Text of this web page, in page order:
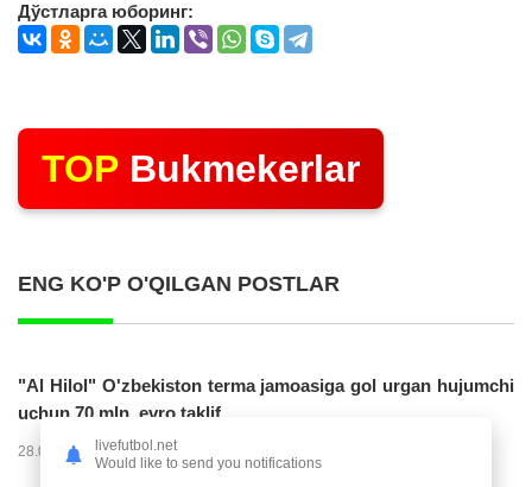
Дўстларга юборинг:
TOP Bukmekerlar
ENG KO'P O'QILGAN POSTLAR
"Al Hilol" O'zbekiston terma jamoasiga gol urgan hujumchi
uchun 70 mln. evro taklif...
28.07.2026 01:56 17309
livefutbol.net
Would like to send you notifications